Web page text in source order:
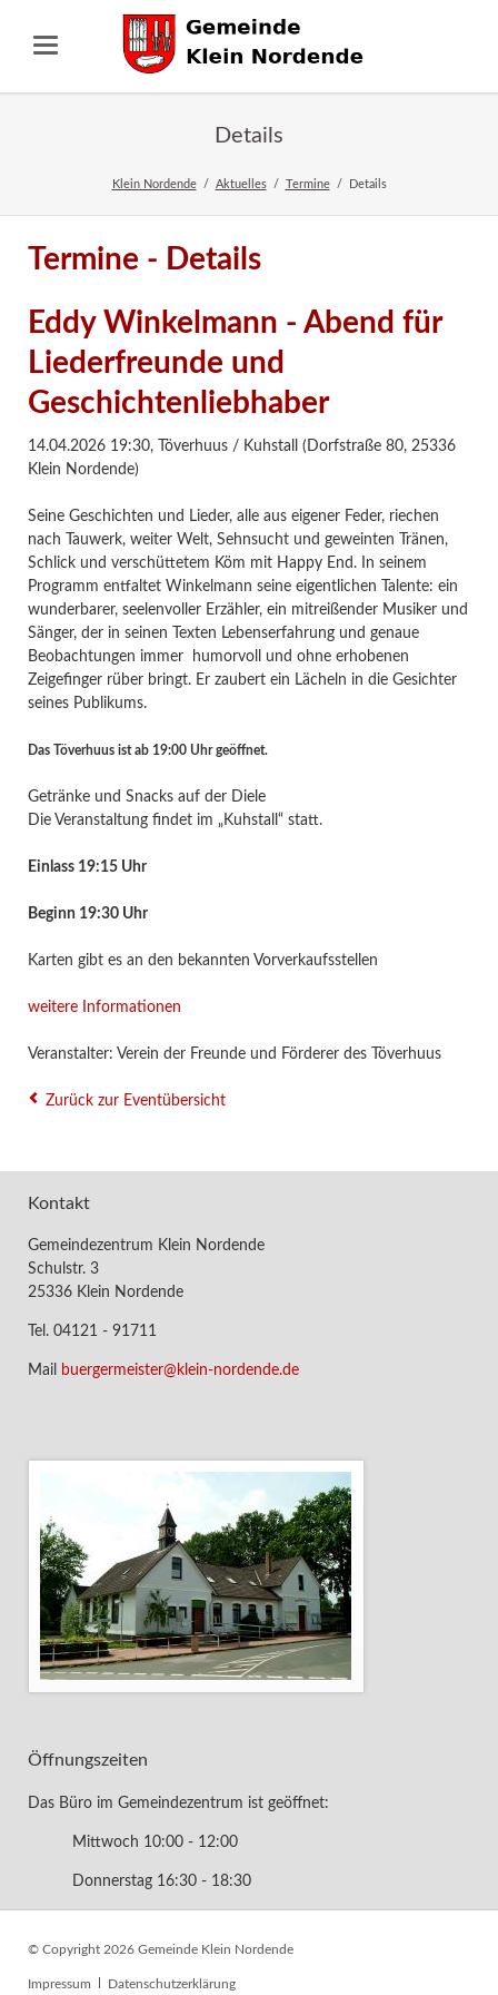
Details
Klein Nordende Aktuelles Termine Details
Termine - Details
Eddy Winkelmann - Abend für
Liederfreunde und
Geschichtenliebhaber
14.04.2026 19:30,
Töverhuus / Kuhstall (Dorfstraße 80, 25336
Klein Nordende)
Seine Geschichten und Lieder, alle aus eigener Feder, riechen
nach Tauwerk, weiter Welt, Sehnsucht und geweinten Tränen,
Schlick und verschüttetem Köm mit Happy End. In seinem
Programm entfaltet Winkelmann seine eigentlichen Talente: ein
wunderbarer, seelenvoller Erzähler, ein mitreißender Musiker und
Sänger, der in seinen Texten Lebenserfahrung und genaue
Beobachtungen immer humorvoll und ohne erhobenen
Zeigefinger rüber bringt. Er zaubert ein Lächeln in die Gesichter
seines Publikums.
Das Töverhuus ist ab 19:00 Uhr geöffnet.
Getränke und Snacks auf der Diele
Die Veranstaltung findet im „Kuhstall“ statt.
Einlass 19:15 Uhr
Beginn 19:30 Uhr
Karten gibt es an den bekannten Vorverkaufsstellen
weitere Informationen
Veranstalter: Verein der Freunde und Förderer des Töverhuus
Zurück zur Eventübersicht
Kontakt
Gemeindezentrum Klein Nordende
Schulstr. 3
25336 Klein Nordende
Tel. 04121 - 91711
Mail buergermeister@klein-nordende.de
Öffnungszeiten
Das Büro im Gemeindezentrum ist geöffnet:
Mittwoch 10:00 - 12:00
Donnerstag 16:30 - 18:30
© Copyright 2026 Gemeinde Klein Nordende
Navigation
Impressum Datenschutzerklärung